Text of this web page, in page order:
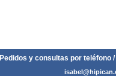
Pedidos y consultas por teléfono